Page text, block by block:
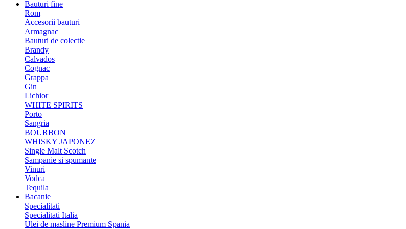
Bauturi fine
Rom
Accesorii bauturi
Armagnac
Bauturi de colectie
Brandy
Calvados
Cognac
Grappa
Gin
Lichior
WHITE SPIRITS
Porto
Sangria
BOURBON
WHISKY JAPONEZ
Single Malt Scotch
Sampanie si spumante
Vinuri
Vodca
Tequila
Bacanie
Specialitati
Specialitati Italia
Ulei de masline Premium Spania